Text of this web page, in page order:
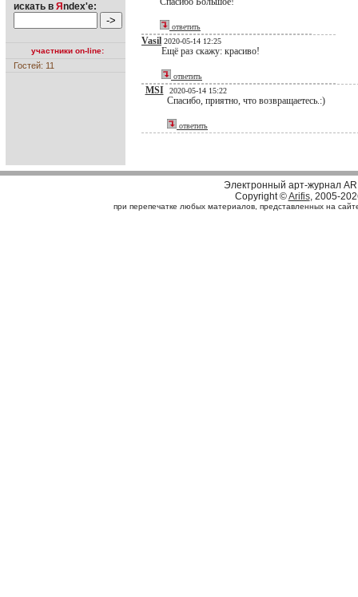
искать в Я ndex'е:
участники on-line:
Гостей: 11
ответить
Vasil 2020-05-14 12:25
Ещё раз скажу: красиво!
ответить
MSI 2020-05-14 15:22
Спасибо, приятно, что возвращаетесь.:)
ответить
Электронный арт-журнал
Copyright ©Arifis, 2005-
при перепечатке любых материалов, представленных на